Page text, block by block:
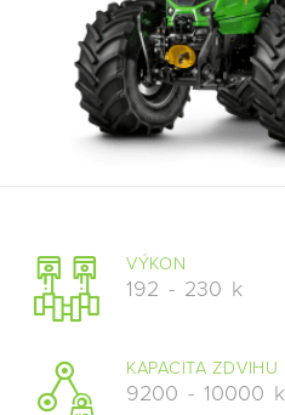
VÝKON
192 - 230 k
KAPACITA
9200 - 10000